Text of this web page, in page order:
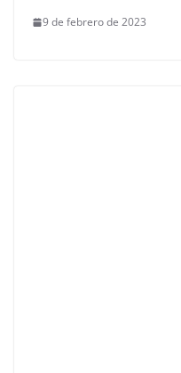
9 de febrero de 2023